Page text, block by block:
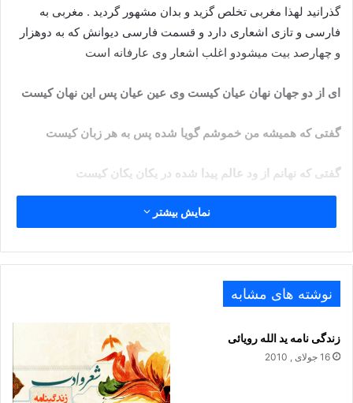
گذرانید لهذا مغربی تخلص گزید و بدان مشهور گردید . مغربی به
فارسی و تازی اشعاری دارد و قسمت فارسی دیوانش که به دوهزار
و چهارصد بیت میشودو اغلب اشعار وی عارفانه است
ای از دو جهان نهان عیان کیست وی عین عیان پس این نهان کیست
گفتی که همیشه من خموشم گویا شده پس به هر زبان کیست
گفتی که نهانم از ود عالم پیدا شده در یکان یکان کیست
گفتی که ز جسم و جان برونم پوشیده لباس جسم و جان کیست
گفتی که نه اینم و نه آنم پس این که هم این بود هم ان کیست
آثار :
دیوان اشعار
اسرار فاتحه
نمایش بیشتر
نوشته های مشابه
زندگی نامه ید الله رویائی
16 جولای , 2010